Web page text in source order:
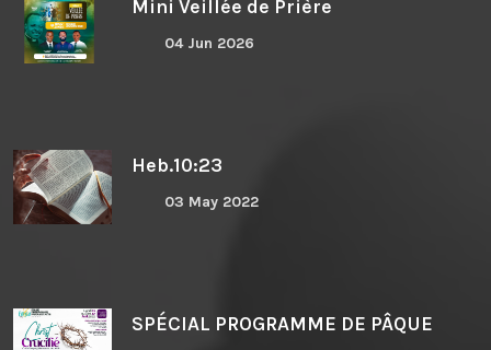
Mini Veillée de Prière
04 Jun 2026
Heb.10:23
03 May 2022
SPÉCIAL PROGRAMME DE PÂQUE